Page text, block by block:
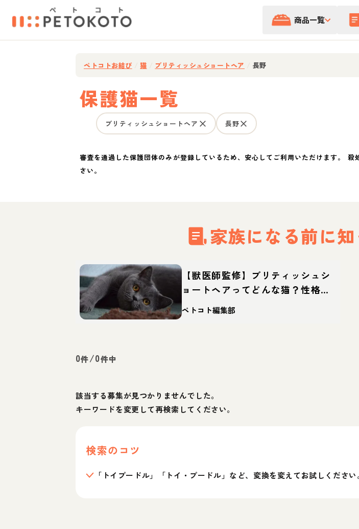
商品一覧
ペトコトお結び 猫 ブリティッシュショートヘア 長野
保護猫一覧
ブリティッシュショートヘア 長野
審査を通過した保護団体のみが登録しているため、安心してご利用いただけます。
さい。
家族になる前に
【獣医師監修】ブリティッシュシ
ョートヘアってどんな猫？性格・
体重・寿命の特徴・迎え方
ペトコト編集部
0件/0件中
該当する募集が見つかりませんでした。
キーワードを変更して再検索してください。
検索のコツ
「トイプードル」「トイ・プードル」など、変換を変えてお試しください。